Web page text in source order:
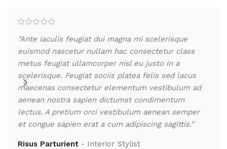
"Ante iaculis feugiat dui magna mi scelerisque
euismod nascetur nullam hac consectetur class
metus feugiat ullamcorper nisl eu justo in a
scelerisque. Feugiat sociis platea felis sed lacus
maecenas consectetur elementum vestibulum ad
aenean nostra sapien dictumst condimentum
lectus. A pretium orci vestibulum aenean semper
et congue sapien erat a cum adipiscing sagittis."
Risus Parturient Interior Stylist